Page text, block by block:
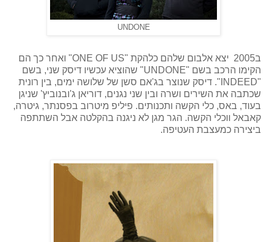
UNDONE
ב2005 יצא אלבום שלהם כלהקת " ONE OF US" ואחר כך הם
הקימו הרכב בשם "UNDONE" שהוציא עכשיו דיסק שני, בשם
"
INDEED ". דיסק שנוצר בג'אם סשן של שלושה ימים, בין רונית
שכתבה את השירים ושרה ובין שני נגנים, דוריאן ג'ובנוביץ' שניגן
בעוד, באס, כלי הקשה ותכנותים. פיליפ מיטרוב בפסנתר, גיטרה,
קאבאל ווכלי הקשה. הגר מגן לא ניגנה בהקלטה אבל השתתפה
ביצירה כמעצבת העטיפה.